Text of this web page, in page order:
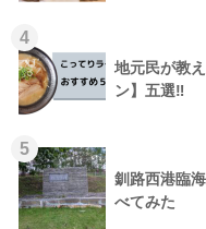
4
地元民が教
ン】五選‼
5
釧路西港臨
べてみた